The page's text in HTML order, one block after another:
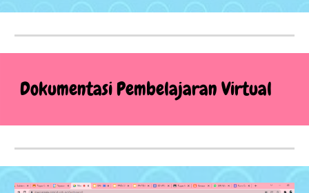
Dokumentasi Pembelajaran Virtual